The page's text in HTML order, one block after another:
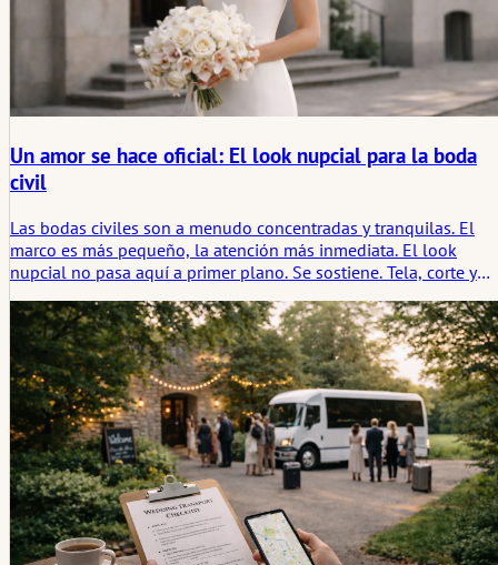
Un amor se hace oficial: El look nupcial para la boda
civil
Las bodas civiles son a menudo concentradas y tranquilas. El
marco es más pequeño, la atención más inmediata. El look
nupcial no pasa aquí a primer plano. Se sostiene. Tela, corte y
imagen que se adapta al momento, permite la presencia y
también resulta coherente en retrospectiva.